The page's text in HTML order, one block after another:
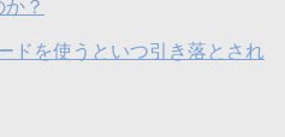
ドを使うといつ引き落とされ